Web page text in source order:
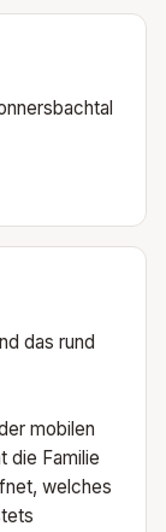
das rund
mobilen
die Familie
welches